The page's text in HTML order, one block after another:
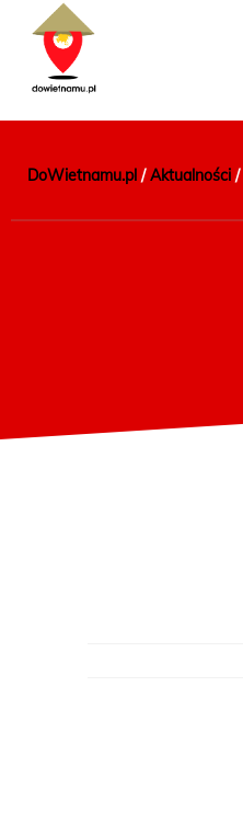
DoWietnamu.pl /Aktualności /